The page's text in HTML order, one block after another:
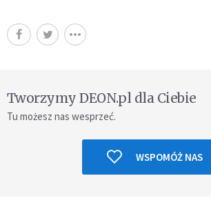
Tworzymy DEON.pl dla Ciebie
Tu możesz nas wesprzeć.
WSPOMÓŻ NAS